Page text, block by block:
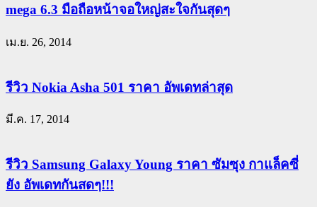
mega 6.3 มือถือหน้าจอใหญ่สะใจกันสุดๆ
เม.ย. 26, 2014
รีวิว Nokia Asha 501 ราคา อัพเดทล่าสุด
มี.ค. 17, 2014
รีวิว Samsung Galaxy Young ราคา ซัมซุง กาแล็คซี่
ยัง อัพเดทกันสดๆ!!!